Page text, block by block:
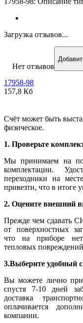
Загрузка отзывов...
Нет отзывов
17958-98
157,8 Кб
Счёт может быть
физическое.
1. Проверьте
Мы принимаем на
комплектации.
переходники на
привезти, что в итоге
2. Оцените внешний
Прежде чем сдавать
от поверхностных
что на приборе нет
тепловых
3.Выберите удобный
Вы можете лично
спустя 7-10 дней
доставка
оплачивается
компании.